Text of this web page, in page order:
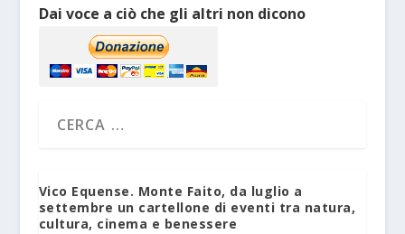
Dai voce a ciò che gli altri non dicono
Vico Equense. Monte Faito, da luglio a
settembre un cartellone di eventi tra natura,
cultura, cinema e benessere